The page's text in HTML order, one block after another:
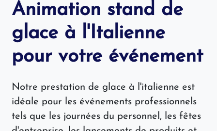
Animation stand de
glace à l'Italienne
pour votre événement
Notre prestation de glace à l'italienne est
idéale pour les événements professionnels
tels que les journées du personnel, les fêtes